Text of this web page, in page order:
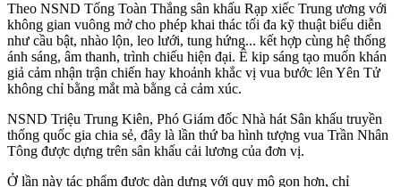
Theo NSND Tống Toàn Thắng sân khấu Rạp xiếc Trung ương với
không gian vuông mở cho phép khai thác tối đa kỹ thuật biểu diễn
như cầu bật, nhào lộn, leo lưới, tung hứng... kết hợp cùng hệ thống
ánh sáng, âm thanh, trình chiếu hiện đại. Ê kip sáng tạo muốn khán
giả cảm nhận trận chiến hay khoảnh khắc vị vua bước lên Yên Tử
không chỉ bằng mắt mà bằng cả cảm xúc.
NSND Triệu Trung Kiên, Phó Giám đốc Nhà hát Sân khấu truyền
thống quốc gia chia sẻ, đây là lần thứ ba hình tượng vua Trần Nhân
Tông được dựng trên sân khấu cải lương của đơn vị.
Ở lần này tác phẩm được dàn dựng với quy mô gọn hơn, chỉ